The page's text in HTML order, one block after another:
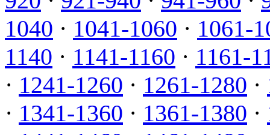
1040 · 1041-1060 · 1061-
1140 · 1141-1160 · 1161-
· 1241-1260 · 1261-1280 ·
· 1341-1360 · 1361-1380 ·